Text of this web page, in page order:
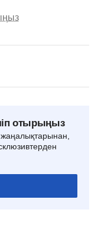
отырыңыз
жаңалықтарынан,